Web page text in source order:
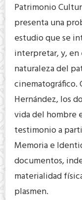
Patrimonio
presenta una
estudio que se
interpretar, y, en
naturaleza del
cinematográfico.
Hernández, los
vida del hombre
testimonio a
Memoria e
documentos,
materialidad
plasmen.